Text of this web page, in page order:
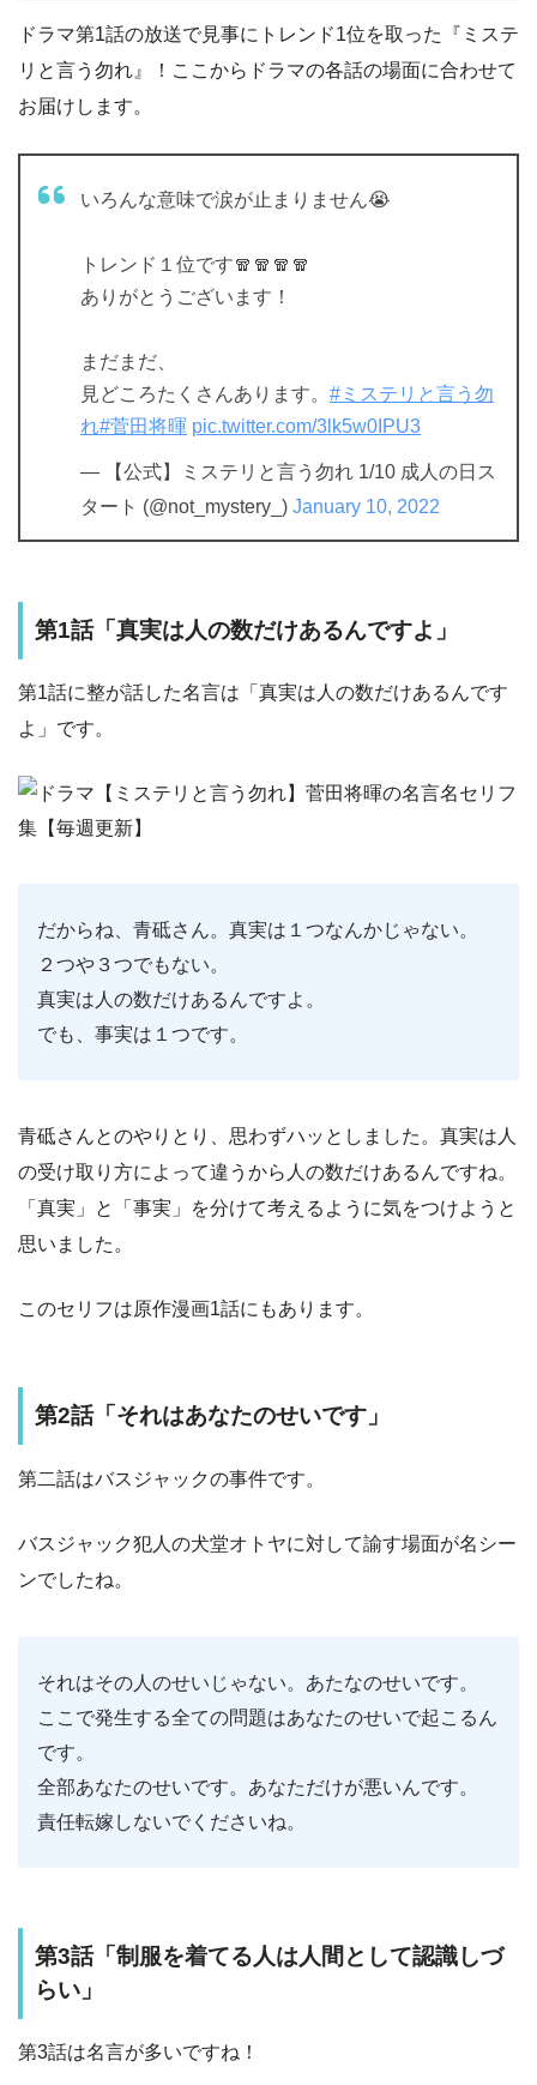
ドラマ第1話の放送で見事にトレンド1位を取った『ミステ
リと言う勿れ』！ここからドラマの各話の場面に合わせて
お届けします。
いろんな意味で涙が止まりません😭
トレンド１位です🧣🧣🧣🧣
ありがとうございます！
まだまだ、
見どころたくさんあります。 #ミステリと言う勿
れ#菅田将暉 pic.twitter.com/3lk5w0IPU3
— 【公式】ミステリと言う勿れ 1/10 成人の日ス
タート (@not_mystery_) January 10, 2022
第1話「真実は人の数だけあるんですよ」
第1話に整が話した名言は「真実は人の数だけあるんです
よ」です。
だからね、青砥さん。真実は１つなんかじゃない。
２つや３つでもない。
真実は人の数だけあるんですよ。
でも、事実は１つです。
青砥さんとのやりとり、思わずハッとしました。真実は人
の受け取り方によって違うから人の数だけあるんですね。
「真実」と「事実」を分けて考えるように気をつけようと
思いました。
このセリフは原作漫画1話にもあります。
第2話「それはあなたのせいです」
第二話はバスジャックの事件です。
バスジャック犯人の犬堂オトヤに対して諭す場面が名シー
ンでしたね。
それはその人のせいじゃない。あたなのせいです。
ここで発生する全ての問題はあなたのせいで起こるん
です。
全部あなたのせいです。あなただけが悪いんです。
責任転嫁しないでくださいね。
第3話「制服を着てる人は人間として認識しづ
らい」
第3話は名言が多いですね！